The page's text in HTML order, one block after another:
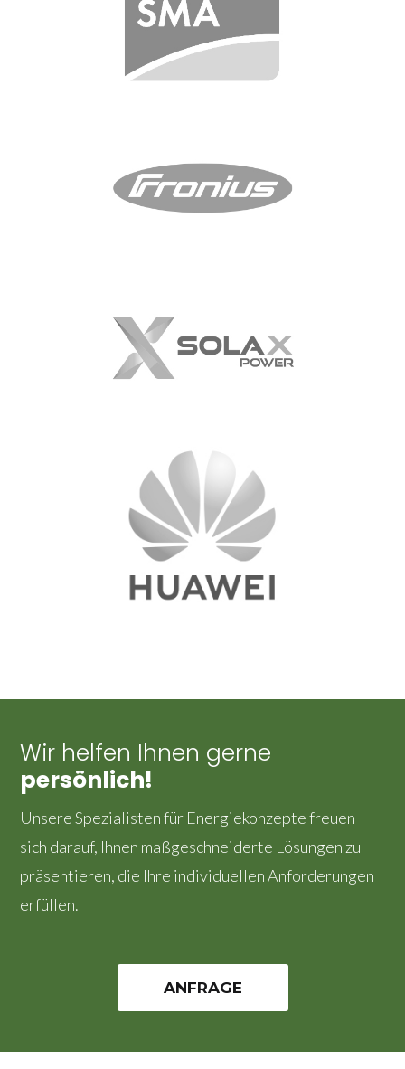
Wir helfen Ihnen gerne
persönlich!
Unsere Spezialisten für Energiekonzepte freuen
sich darauf, Ihnen maßgeschneiderte Lösungen zu
präsentieren, die Ihre individuellen Anforderungen
erfüllen.
ANFRAGE